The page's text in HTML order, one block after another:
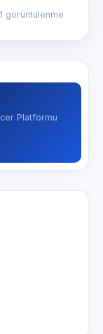
görüntülenme
Platformu